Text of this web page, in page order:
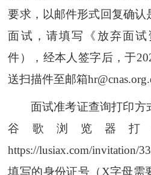
要求，以邮件形式回复确
面试，请填写《放弃面
件），经本人签字后，于
送扫描件至邮箱
面试准考证查询打印方
谷歌浏览器打
https://lusiax.com/invitation/33
填写的身份证号（X字母需